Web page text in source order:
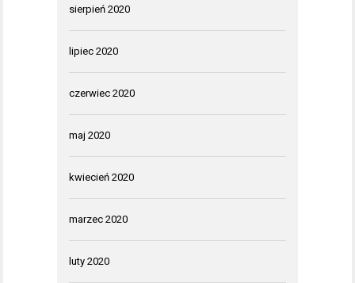
sierpień 2020
lipiec 2020
czerwiec 2020
maj 2020
kwiecień 2020
marzec 2020
luty 2020